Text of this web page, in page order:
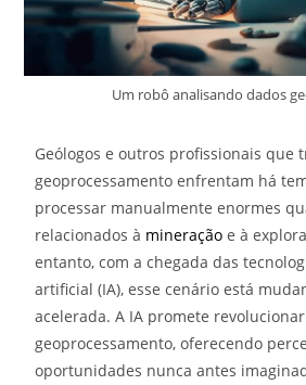
Um robô analisando dados
Geólogos e outros profissionais que
geoprocessamento enfrentam há
processar manualmente enormes
relacionados à mineração e à
entanto, com a chegada das
artificial (IA), esse cenário está
acelerada. A IA promete
geoprocessamento, oferecendo
oportunidades nunca antes